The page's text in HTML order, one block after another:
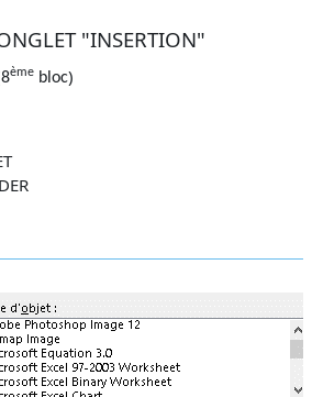
"INSERTION"
8ème bloc)